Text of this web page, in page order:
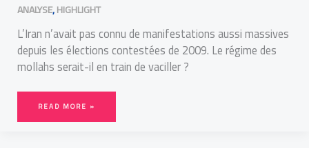
ANALYSE,HIGHLIGHT
L’Iran n’avait pas connu de manifestations aussi massives
depuis les élections contestées de 2009. Le régime des
mollahs serait-il en train de vaciller ?
READ MORE »